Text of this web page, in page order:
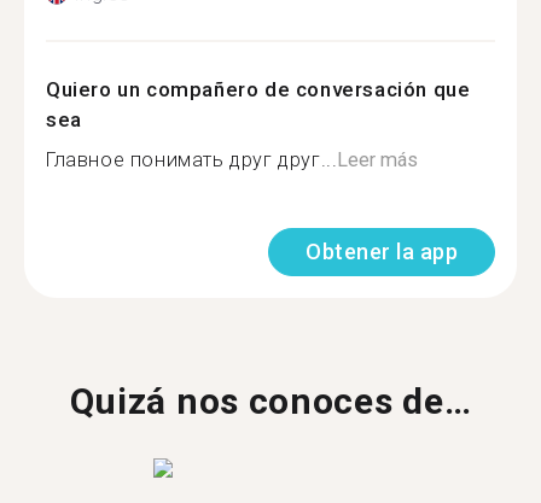
Quiero un compañero de conversación que
sea
Главное понимать друг друг...Leer más
Obtener la app
Quizá nos conoces de…